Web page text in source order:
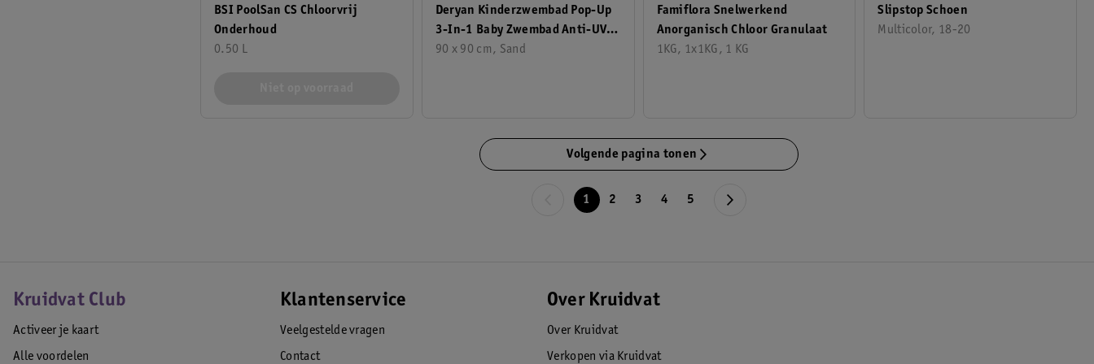
BSI PoolSan CS Chloorvrij
Onderhoud
0.50 L
Deryan Kinderzwembad Pop-Up
3-In-1 Baby Zwembad Anti-UV
50+ Sand
90 x 90 cm, Sand
Famiflora Snelwerkend
Anorganisch Chloor Granulaat
1KG, 1x1KG, 1 KG
Slipstop Schoen
Multicolor, 18-20
Volgende pagina tonen
1 2 3 4 5
Kruidvat Club
Activeer je kaart
Alle voordelen
Klantenservice
Veelgestelde vragen
Contact
Over Kruidvat
Over Kruidvat
Verkopen via Kruidvat